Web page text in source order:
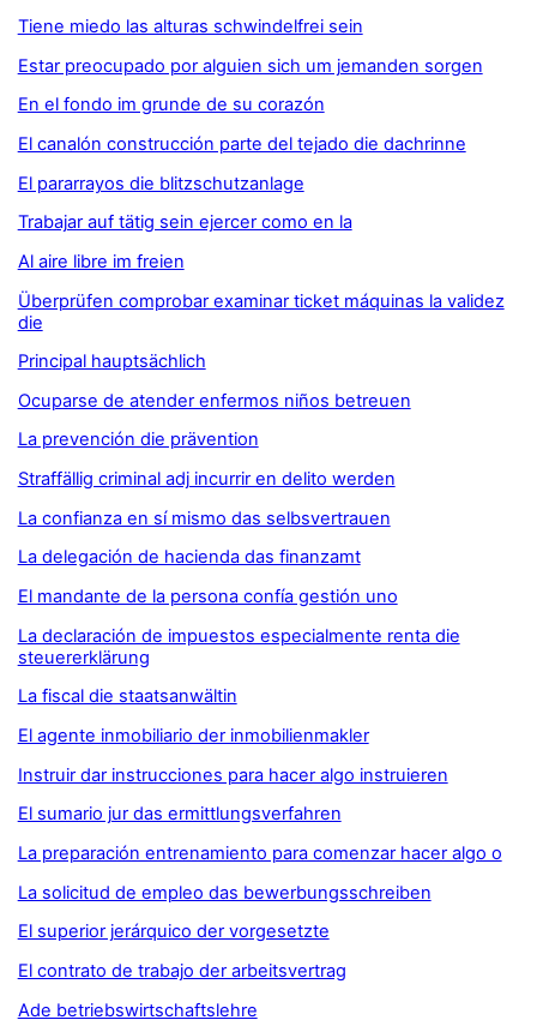
Tiene miedo las alturas schwindelfrei sein
Estar preocupado por alguien sich um jemanden sorgen
En el fondo im grunde de su corazón
El canalón construcción parte del tejado die dachrinne
El pararrayos die blitzschutzanlage
Trabajar auf tätig sein ejercer como en la
Al aire libre im freien
Überprüfen comprobar examinar ticket máquinas la validez
die
Principal hauptsächlich
Ocuparse de atender enfermos niños betreuen
La prevención die prävention
Straffällig criminal adj incurrir en delito werden
La confianza en sí mismo das selbsvertrauen
La delegación de hacienda das finanzamt
El mandante de la persona confía gestión uno
La declaración de impuestos especialmente renta die
steuererklärung
La fiscal die staatsanwältin
El agente inmobiliario der inmobilienmakler
Instruir dar instrucciones para hacer algo instruieren
El sumario jur das ermittlungsverfahren
La preparación entrenamiento para comenzar hacer algo o
La solicitud de empleo das bewerbungsschreiben
El superior jerárquico der vorgesetzte
El contrato de trabajo der arbeitsvertrag
Ade betriebswirtschaftslehre